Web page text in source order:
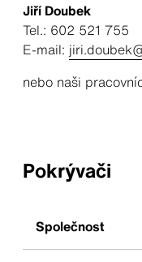
Jiří Doubek
Tel.: 602 521 755
E-mail:
nebo naši
Pokrývači
Společnost